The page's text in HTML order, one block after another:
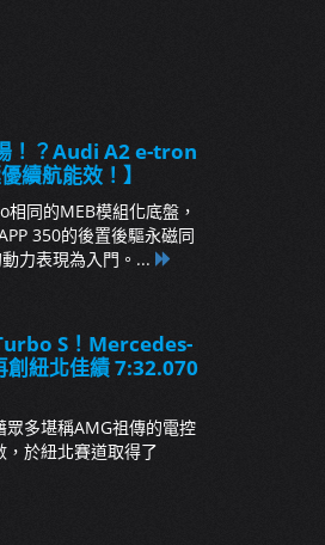
！？Audi A2 e-tron
續航能效！】
同的MEB模組化底盤，
350的後置後驅永磁同
力表現為入門。...
S！Mercedes-
紐北佳績 7:32.070
眾多堪稱AMG祖傳的電控
於紐北賽道取得了